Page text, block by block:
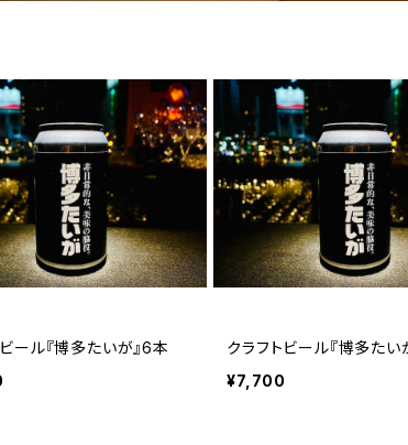
ール『博多たいが』6本
クラフトビール『博多たい
¥7,700